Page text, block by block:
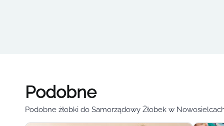
Podobne
Podobne żłobki do Samorządowy Żłobek w